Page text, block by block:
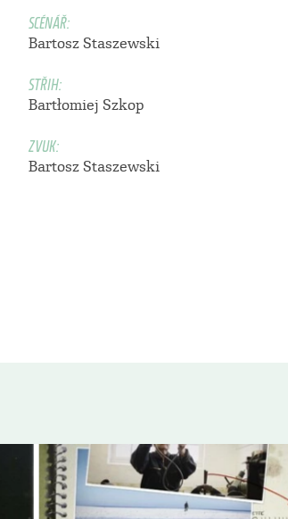
SCÉNÁŘ:
Bartosz Staszewski
STŘIH:
Bartłomiej Szkop
ZVUK:
Bartosz Staszewski